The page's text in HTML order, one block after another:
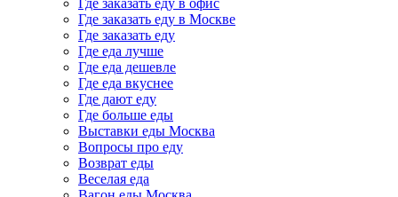
Где заказать еду в Москве
Где заказать еду
Где еда лучше
Где еда дешевле
Где еда вкуснее
Где дают еду
Где больше еды
Выставки еды Москва
Вопросы про еду
Возврат еды
Веселая еда